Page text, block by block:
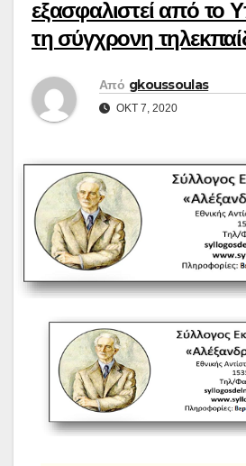
εξασφαλιστεί από το
τη σύγχρονη
Από gkoussoulas
ΟΚΤ 7, 2020